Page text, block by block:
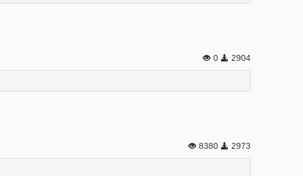
0 2904
8380 2973